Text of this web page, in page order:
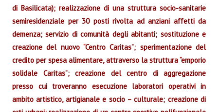
di Basilicata); realizzazione di una struttura socio-sanitarie
semiresidenziale per 30 posti rivolta ad anziani affetti da
demenza; servizio di comunità degli abitanti; sostituzione e
creazione del nuovo “Centro Caritas”; sperimentazione del
credito per spesa alimentare, attraverso la struttura “emporio
solidale Caritas”; creazione del centro di aggregazione
presso cui troveranno esecuzione laboratori operativi in
ambito artistico, artigianale e socio – culturale; creazione di